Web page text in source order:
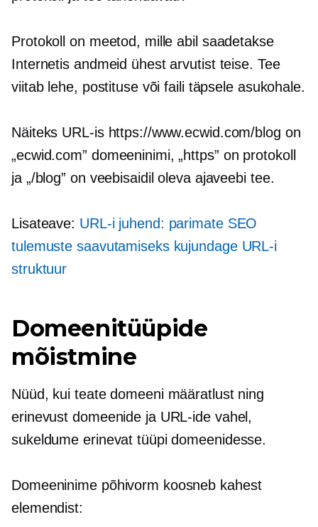
Protokoll on meetod, mille abil saadetakse
Internetis andmeid ühest arvutist teise. Tee
viitab lehe, postituse või faili täpsele asukohale.
Näiteks URL-is https://www.ecwid.com/blog on
„ecwid.com” domeeninimi, „https” on protokoll
ja „/blog” on veebisaidil oleva ajaveebi tee.
Lisateave: URL-i juhend: parimate SEO
tulemuste saavutamiseks kujundage URL-i
struktuur
Domeenitüüpide
mõistmine
Nüüd, kui teate domeeni määratlust ning
erinevust domeenide ja URL-ide vahel,
sukeldume erinevat tüüpi domeenidesse.
Domeeninime põhivorm koosneb kahest
elemendist: